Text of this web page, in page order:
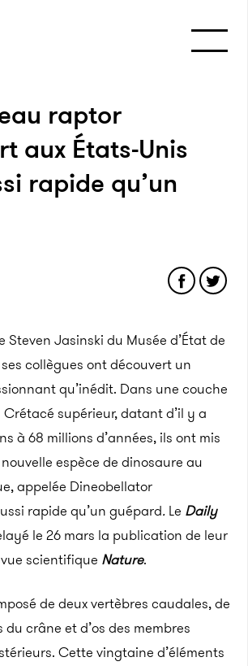
raptor
aux États-Unis
rapide qu’un
Steven Jasinski du Musée d’État de
collègues ont découvert un
qu’inédit. Dans une couche
supérieur, datant d’il y a
à 68 millions d’années, ils ont mis
espèce de dinosaure au
appelée Dineobellator
rapide qu’un guépard. Le Daily
le 26 mars la publication de leur
scientifique Nature.
de deux vertèbres caudales, de
crâne et d’os des membres
Cette vingtaine d’éléments